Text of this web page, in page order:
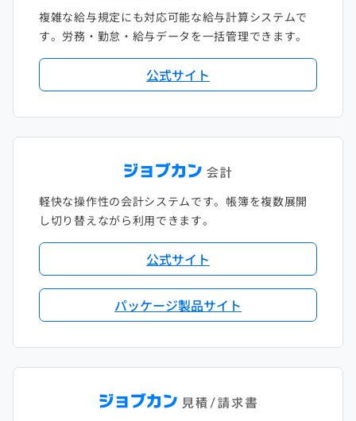
複雑な給与規定にも対応可能な給与計算システムで
す。労務・勤怠・給与データを一括管理できます。
公式サイト
軽快な操作性の会計システムです。帳簿を複数展開
し切り替えながら利用できます。
公式サイト
パッケージ製品サイト